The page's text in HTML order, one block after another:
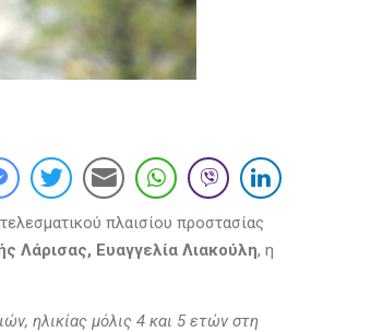
πλαισίου προστασίας
Λάρισας, Ευαγγελία Λιακούλη, η
ηλικίας μόλις 4 και 5 ετών στη